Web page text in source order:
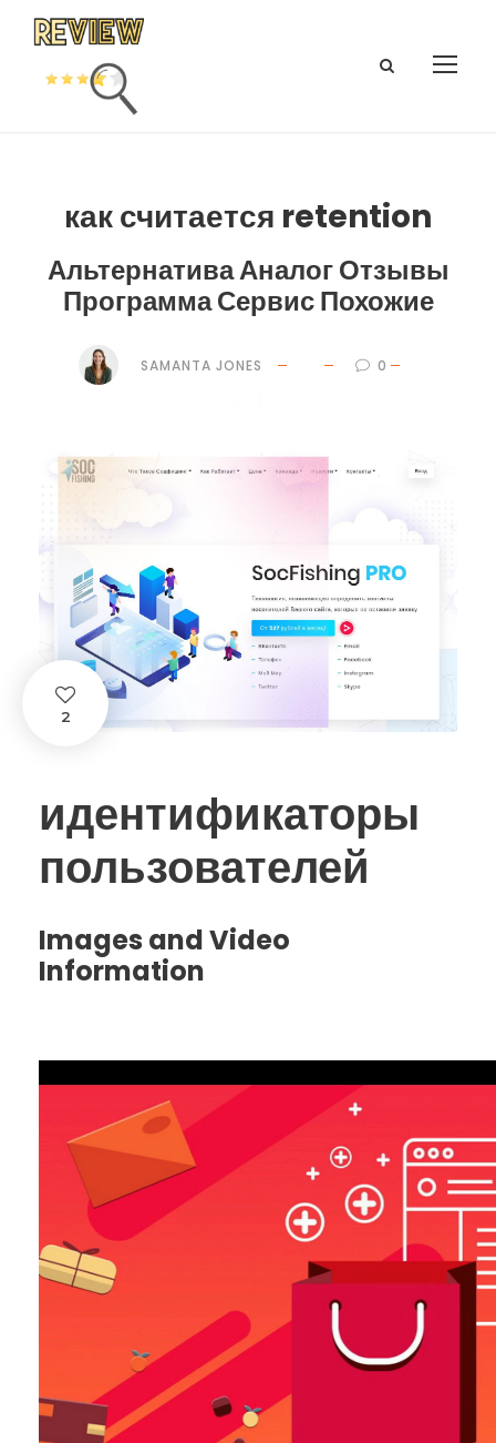
как считается retention
Альтернатива Аналог Отзывы
Программа Сервис Похожие
SAMANTA JONES 0
2
идентификаторы
пользователей
Images and Video
Information